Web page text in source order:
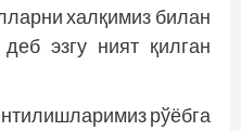
халқимиз билан
эзгу ният қилган
рўёбга